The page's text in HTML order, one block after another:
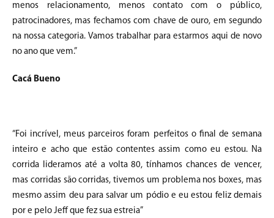
menos relacionamento, menos contato com o público,
patrocinadores, mas fechamos com chave de ouro, em segundo
na nossa categoria. Vamos trabalhar para estarmos aqui de novo
no ano que vem.”
Cacá Bueno
“Foi incrível, meus parceiros foram perfeitos o final de semana
inteiro e acho que estão contentes assim como eu estou. Na
corrida lideramos até a volta 80, tínhamos chances de vencer,
mas corridas são corridas, tivemos um problema nos boxes, mas
mesmo assim deu para salvar um pódio e eu estou feliz demais
por e pelo Jeff que fez sua estreia”